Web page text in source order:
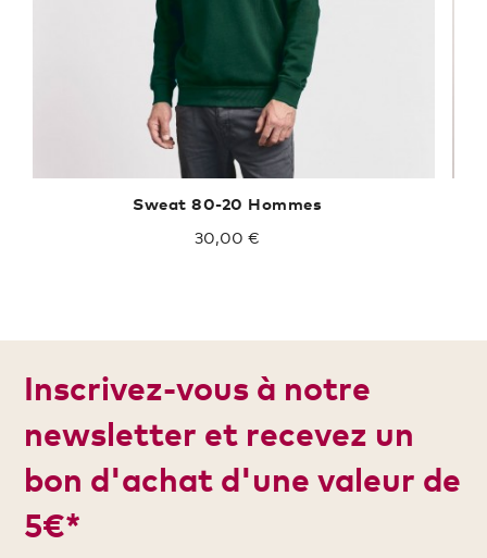
Sweat 80-20 Hommes
30,00 €
Inscrivez-vous à notre
newsletter et recevez un
bon d'achat d'une valeur de
5€*